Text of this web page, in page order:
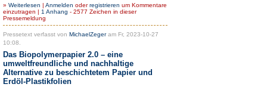
» Weiterlesen | Anmelden oderregistrieren um Kommentare
einzutragen | 1 Anhang - 2577 Zeichen in dieser
Pressemeldung
Pressetext verfasst von MichaelZegeram Fr, 2023-10-27
10:08.
Das Biopolymerpapier 2.0 – eine
umweltfreundliche und nachhaltige
Alternative zu beschichtetem Papier und
Erdöl-Plastikfolien